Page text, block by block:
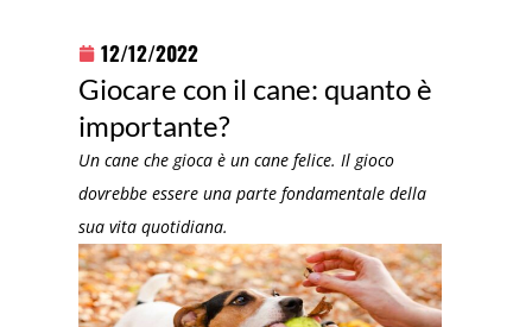
12/12/2022
Giocare con il cane: quanto è
importante?
Un cane che gioca è un cane felice. Il gioco
dovrebbe essere una parte fondamentale della
sua vita quotidiana.